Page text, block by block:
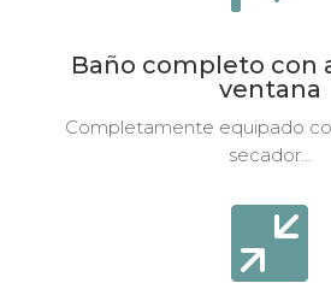
Baño completo con
ventana
Completamente equipado
secador…
